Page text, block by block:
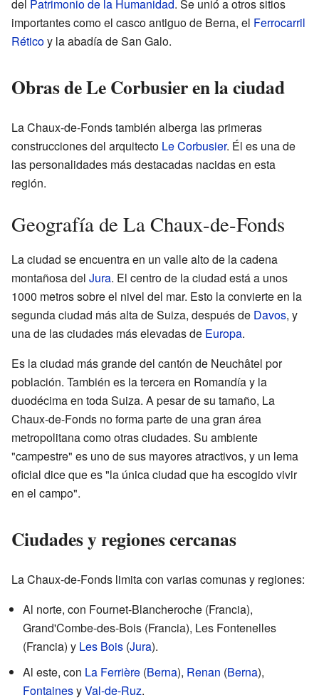
del Patrimonio de la Humanidad. Se unió a otros sitios
importantes como el casco antiguo de Berna, el Ferrocarril
Réticoy la abadía de San Galo.
Obras de Le Corbusier en la ciudad
La Chaux-de-Fonds también alberga las primeras
construcciones del arquitecto Le Corbusier. Él es una de
las personalidades más destacadas nacidas en esta
región.
Geografía de La Chaux-de-Fonds
La ciudad se encuentra en un valle alto de la cadena
montañosa del Jura. El centro de la ciudad está a unos
1000 metros sobre el nivel del mar. Esto la convierte en la
segunda ciudad más alta de Suiza, después de Davos, y
una de las ciudades más elevadas de Europa.
Es la ciudad más grande del cantón de Neuchâtel por
población. También es la tercera en Romandía y la
duodécima en toda Suiza. A pesar de su tamaño, La
Chaux-de-Fonds no forma parte de una gran área
metropolitana como otras ciudades. Su ambiente
"campestre" es uno de sus mayores atractivos, y un lema
oficial dice que es "la única ciudad que ha escogido vivir
en el campo".
Ciudades y regiones cercanas
La Chaux-de-Fonds limita con varias comunas y regiones:
Al norte, con Fournet-Blancheroche (Francia),
Grand'Combe-des-Bois (Francia), Les Fontenelles
(Francia) y Les Bois (Jura).
Al este, con La Ferrière (Berna), Renan (Berna),
FontainesyVal-de-Ruz.